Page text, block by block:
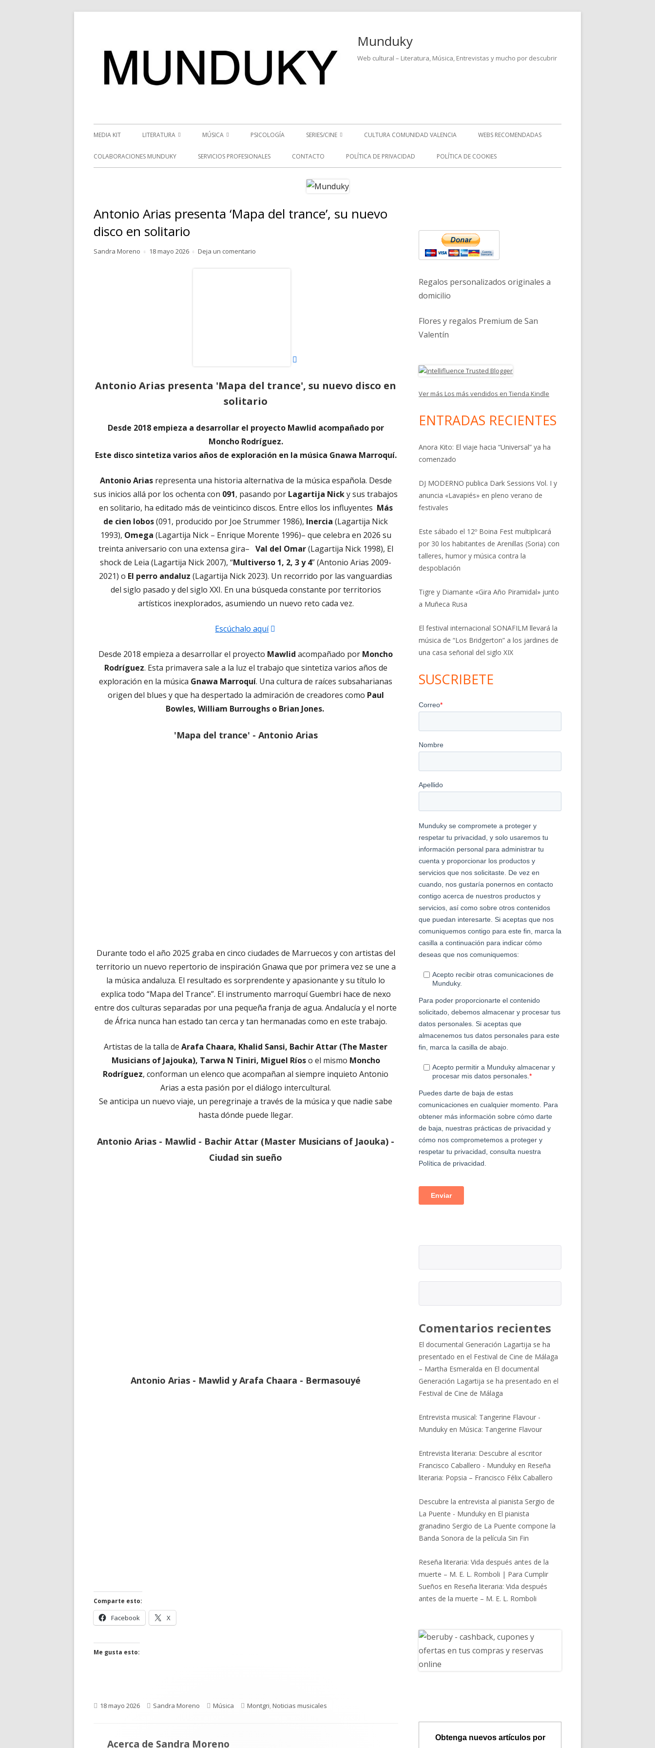
Munduky
Web cultural – Literatura, Música, Entrevistas y mucho por descubrir
Menú
principal
MEDIA KIT LITERATURA
RESEÑAS
DESCUBRIENDO ESCRITORES
RELATOS
MÚSICA
NOTICIAS MUSICALES
PSICOLOGÍA SERIES/CINE
SERIES
CULTURA COMUNIDAD VALENCIA WEBS RECOMENDADAS
COLABORACIONES MUNDUKY SERVICIOS PROFESIONALES CONTACTO POLÍTICA DE PRIVACIDAD POLÍTICA DE COOKIES
Antonio Arias presenta ‘Mapa del trance’, su nuevo
disco en solitario
Autor
Sandra Moreno
Publicado
18 mayo 2026 Deja un comentario para Antonio Arias presenta ‘Mapa del trance’, su nuevo disco en solitario
Antonio Arias presenta 'Mapa del trance', su nuevo disco en
solitario
Desde 2018 empieza a desarrollar el proyecto Mawlid acompañado por
Moncho Rodríguez.
Este disco sintetiza varios años de exploración en la música Gnawa Marroquí.
Antonio Arias representa una historia alternativa de la música española. Desde
sus inicios allá por los ochenta con 091, pasando por Lagartija Nicky sus trabajos
en solitario, ha editado más de veinticinco discos. Entre ellos los influyentes Más
de cien lobos(091, producido por Joe Strummer 1986), Inercia(Lagartija Nick
1993), Omega (Lagartija Nick – Enrique Morente 1996)– que celebra en 2026 su
treinta aniversario con una extensa gira– Val del Omar(Lagartija Nick 1998), El
shock de Leia (Lagartija Nick 2007), “Multiverso 1, 2, 3 y 4” (Antonio Arias 2009-
2021) o El perro andaluz (Lagartija Nick 2023). Un recorrido por las vanguardias
del siglo pasado y del siglo XXI. En una búsqueda constante por territorios
artísticos inexplorados, asumiendo un nuevo reto cada vez.
Escúchalo aquí
una
ventana
nueva
Desde 2018 empieza a desarrollar el proyecto Mawlid acompañado por Moncho
Rodríguez. Esta primavera sale a la luz el trabajo que sintetiza varios años de
exploración en la música Gnawa Marroquí. Una cultura de raíces subsaharianas
origen del blues y que ha despertado la admiración de creadores como Paul
Bowles, William Burroughs o Brian Jones.
'Mapa del trance' - Antonio Arias
Durante todo el año 2025 graba en cinco ciudades de Marruecos y con artistas del
territorio un nuevo repertorio de inspiración Gnawa que por primera vez se une a
la música andaluza. El resultado es sorprendente y apasionante y su título lo
explica todo “Mapa del Trance”. El instrumento marroquí Guembri hace de nexo
entre dos culturas separadas por una pequeña franja de agua. Andalucía y el norte
de África nunca han estado tan cerca y tan hermanadas como en este trabajo.
Artistas de la talla deArafa Chaara, Khalid Sansi, Bachir Attar (The Master
Musicians of Jajouka), Tarwa N Tiniri, Miguel Ríoso el mismo Moncho
Rodríguez, conforman un elenco que acompañan al siempre inquieto Antonio
Arias a esta pasión por el diálogo intercultural.
Se anticipa un nuevo viaje, un peregrinaje a través de la música y que nadie sabe
hasta dónde puede llegar.
Antonio Arias - Mawlid - Bachir Attar (Master Musicians of Jaouka) -
Ciudad sin sueño
Antonio Arias - Mawlid y Arafa Chaara - Bermasouyé
Comparte esto:
Facebook
Abrir
en
X
en
Me gusta esto:
Publicado
18 mayo 2026 Autor
Sandra Moreno Categorías
Música Etiquetas
Montgri,Noticias musicales
Acerca de Sandra Moreno
lateral
principal
Regalos personalizados originales a
domicilio
Flores y regalos Premium de San
Valentín
Ver más Los más vendidos en Tienda Kindle
ENTRADAS RECIENTES
Anora Kito: El viaje hacia “Universal” ya ha
comenzado
DJ MODERNO publica Dark Sessions Vol. I y
anuncia «Lavapiés» en pleno verano de
festivales
Este sábado el 12º Boina Fest multiplicará
por 30 los habitantes de Arenillas (Soria) con
talleres, humor y música contra la
despoblación
Tigre y Diamante «Gira Año Piramidal» junto
a Muñeca Rusa
El festival internacional SONAFILM llevará la
música de “Los Bridgerton” a los jardines de
una casa señorial del siglo XIX
SUSCRIBETE
Comentarios recientes
El documental Generación Lagartija se ha
presentado en el Festival de Cine de Málaga
– Martha Esmeralda en El documental
Generación Lagartija se ha presentado en el
Festival de Cine de Málaga
Entrevista musical: Tangerine Flavour -
Munduky en Música: Tangerine Flavour
Entrevista literaria: Descubre al escritor
Francisco Caballero - Munduky en Reseña
literaria: Popsia – Francisco Félix Caballero
Descubre la entrevista al pianista Sergio de
La Puente - Munduky en El pianista
granadino Sergio de La Puente compone la
Banda Sonora de la película Sin Fin
Reseña literaria: Vida después antes de la
muerte – M. E. L. Romboli | Para Cumplir
Sueños en Reseña literaria: Vida después
antes de la muerte – M. E. L. Romboli
Obtenga nuevos artículos por